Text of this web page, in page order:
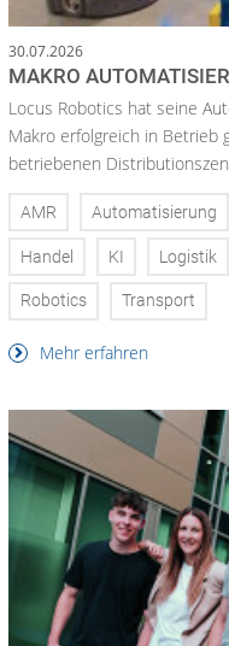
30.07.2026
MAKRO
Locus Robotics hat seine
Makro erfolgreich in Betrieb
betriebenen
AMR Automatisierung
Handel KI Logistik
Robotics Transport
Mehr erfahren